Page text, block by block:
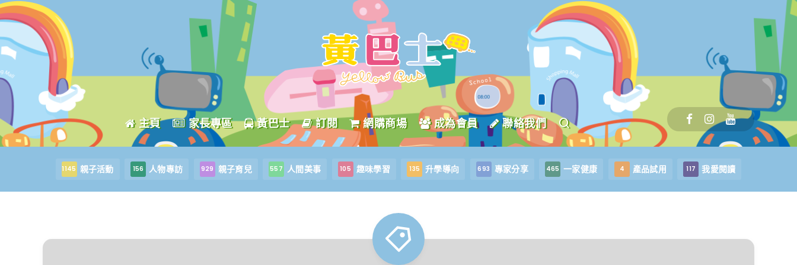
主頁 家長專區 黃巴士 訂閱 網購商場 成為會員 聯絡我們
1145 親子活動 156 人物專訪 929 親子育兒 557 人間美事 105 趣味學習 135 升學導向 693 專家分享 465 一家健康 4 產品試用 117 我愛閱讀